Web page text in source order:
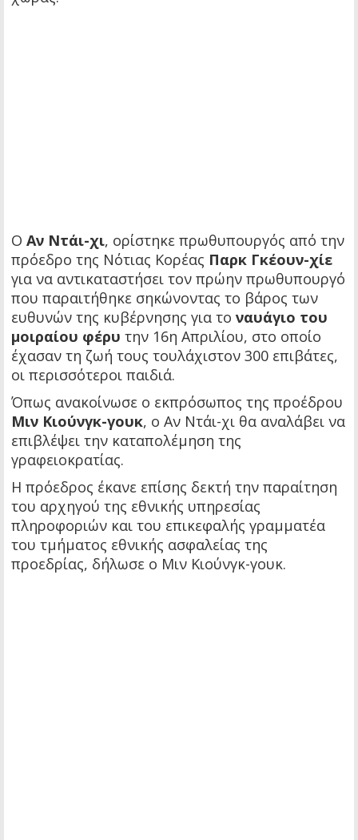
Ο Αν Ντάι-χι, ορίστηκε πρωθυπουργός από την
πρόεδρο της Νότιας Κορέας Παρκ Γκέουν-χίε
για να αντικαταστήσει τον πρώην πρωθυπουργό
που παραιτήθηκε σηκώνοντας το βάρος των
ευθυνών της κυβέρνησης για το ναυάγιο του
μοιραίου φέρυ την 16η Απριλίου, στο οποίο
έχασαν τη ζωή τους τουλάχιστον 300 επιβάτες,
οι περισσότεροι παιδιά.
Όπως ανακοίνωσε ο εκπρόσωπος της προέδρου
Μιν Κιούνγκ-γουκ, ο Αν Ντάι-χι θα αναλάβει να
επιβλέψει την καταπολέμηση της
γραφειοκρατίας.
Η πρόεδρος έκανε επίσης δεκτή την παραίτηση
του αρχηγού της εθνικής υπηρεσίας
πληροφοριών και του επικεφαλής γραμματέα
του τμήματος εθνικής ασφαλείας της
προεδρίας, δήλωσε ο Μιν Κιούνγκ-γουκ.